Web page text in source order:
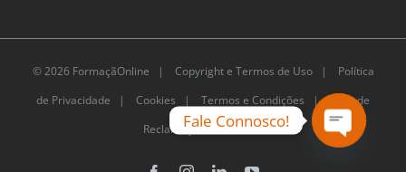
© 2026 FormaçãOnline | Copyright e Termos de Uso|
Política
de Privacidade | Cookies | Termos e Condições |Livro de
Reclamações Eletrónico
Fale Connosco!